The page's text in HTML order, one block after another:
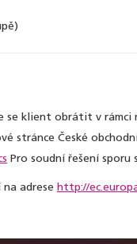
klient obrátit v rámci
stránce České
Pro soudní řešení
adrese http://